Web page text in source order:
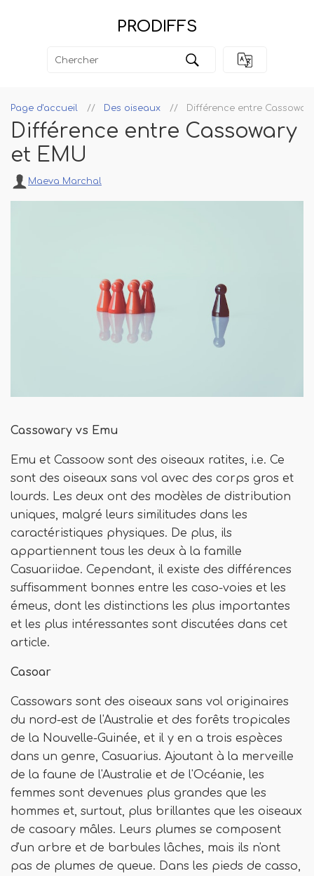
PRODIFFS
Page d'accueil Des oiseaux Différence entre
Différence entre Cassowary
et EMU
Maeva Marchal
Cassowary vs Emu
Emu et Cassoow sont des oiseaux ratites, i.e. Ce
sont des oiseaux sans vol avec des corps gros et
lourds. Les deux ont des modèles de distribution
uniques, malgré leurs similitudes dans les
caractéristiques physiques. De plus, ils
appartiennent tous les deux à la famille
Casuariidae. Cependant, il existe des différences
suffisamment bonnes entre les caso-voies et les
émeus, dont les distinctions les plus importantes
et les plus intéressantes sont discutées dans cet
article.
Casoar
Cassowars sont des oiseaux sans vol originaires
du nord-est de l'Australie et des forêts tropicales
de la Nouvelle-Guinée, et il y en a trois espèces
dans un genre, Casuarius. Ajoutant à la merveille
de la faune de l'Australie et de l'Océanie, les
femmes sont devenues plus grandes que les
hommes et, surtout, plus brillantes que les oiseaux
de casoary mâles. Leurs plumes se composent
d'un arbre et de barbules lâches, mais ils n'ont
pas de plumes de queue. Dans les pieds de casso,